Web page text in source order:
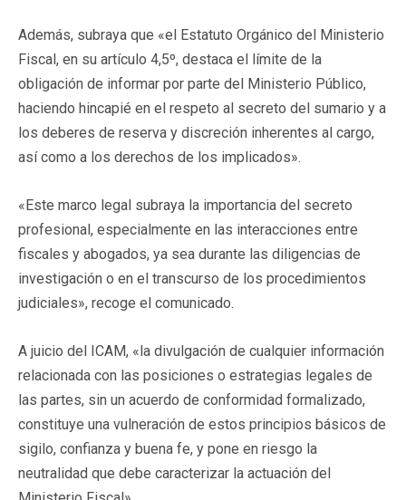
Además, subraya que «el Estatuto Orgánico del Ministerio
Fiscal, en su artículo 4,5º, destaca el límite de la
obligación de informar por parte del Ministerio Público,
haciendo hincapié en el respeto al secreto del sumario y a
los deberes de reserva y discreción inherentes al cargo,
así como a los derechos de los implicados».
«Este marco legal subraya la importancia del secreto
profesional, especialmente en las interacciones entre
fiscales y abogados, ya sea durante las diligencias de
investigación o en el transcurso de los procedimientos
judiciales», recoge el comunicado.
A juicio del ICAM, «la divulgación de cualquier información
relacionada con las posiciones o estrategias legales de
las partes, sin un acuerdo de conformidad formalizado,
constituye una vulneración de estos principios básicos de
sigilo, confianza y buena fe, y pone en riesgo la
neutralidad que debe caracterizar la actuación del